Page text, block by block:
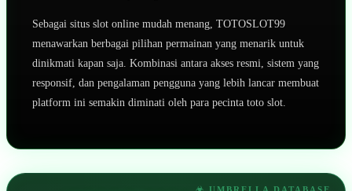
Sebagai situs slot online mudah menang, TOTOSLOT99
menawarkan berbagai pilihan permainan yang menarik untuk
dinikmati kapan saja. Kombinasi antara akses resmi, sistem yang
responsif, dan pengalaman pengguna yang lebih lancar membuat
platform ini semakin diminati oleh para pecinta toto slot.